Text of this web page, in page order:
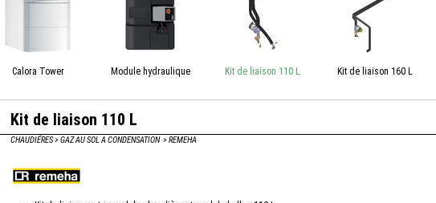
Calora Tower Module hydraulique Kit de liaison 110 L Kit de liaison 160 L